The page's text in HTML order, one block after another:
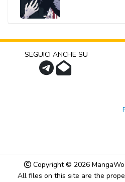
SEGUICI ANCHE SU
Copyright © 2026
All files on this site are the